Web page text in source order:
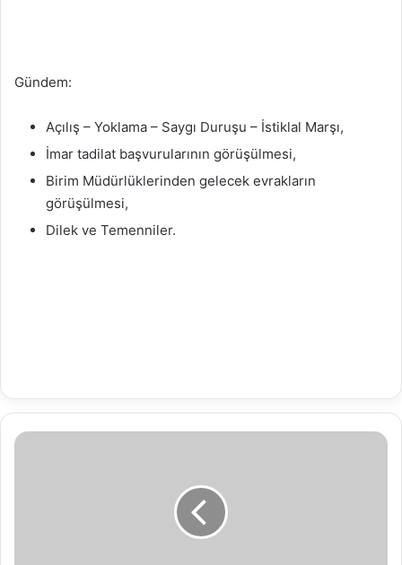
Gündem:
Açılış – Yoklama – Saygı Duruşu – İstiklal Marşı,
İmar tadilat başvurularının görüşülmesi,
Birim Müdürlüklerinden gelecek evrakların
görüşülmesi,
Dilek ve Temenniler.
Başkanvekili